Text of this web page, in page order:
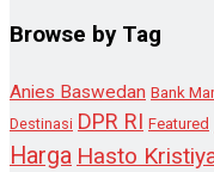
Browse by Tag
Anies Baswedan Bank
Destinasi DPR RI Featured
Harga Hasto